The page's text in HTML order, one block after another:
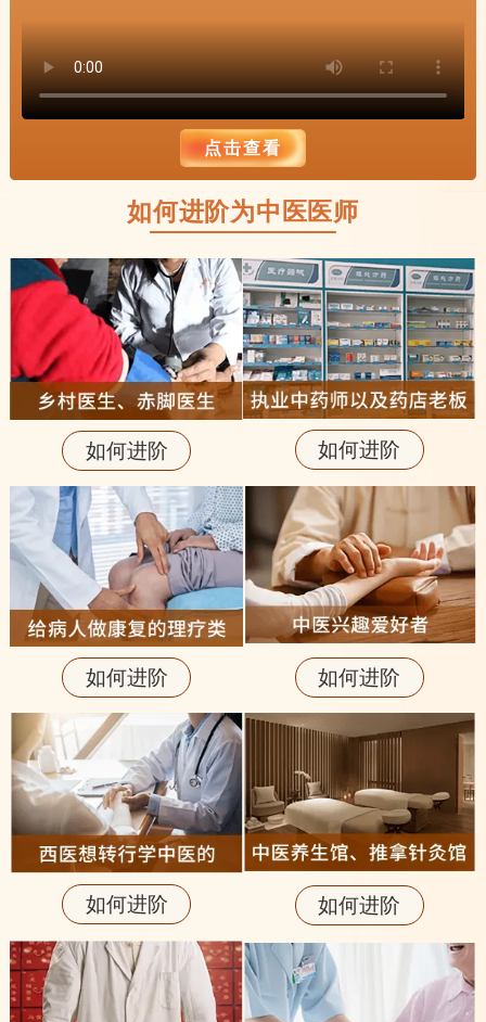
点击查看
如何进阶为中医医师
如何进阶 如何进阶
如何进阶 如何进阶
如何进阶 如何进阶